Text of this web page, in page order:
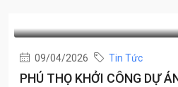
09/04/2026 Tin Tức
PHÚ THỌ KHỞI CÔNG DỰ